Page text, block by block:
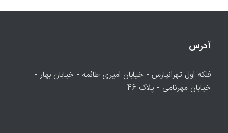
آدرس
فلکه اول تهرانپارس - خیابان امیری طائمه - خیابان بهار -
خیابان مهرنامی - پلاک 46